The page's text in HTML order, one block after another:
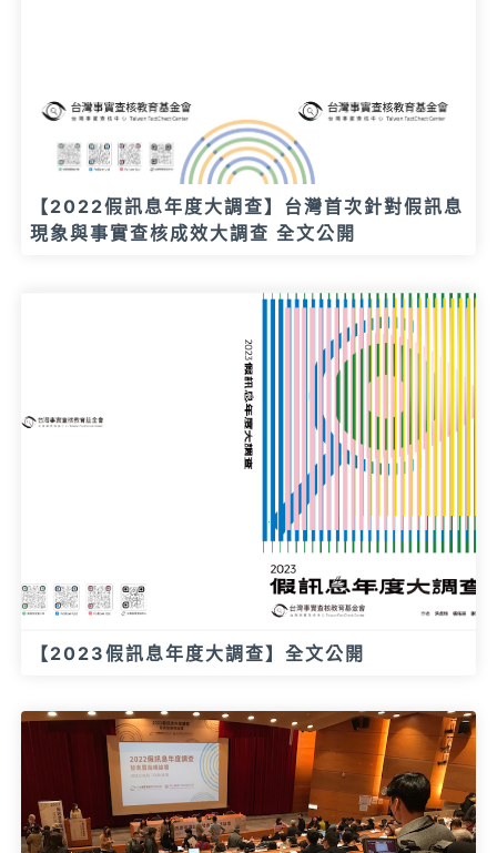
【2022假訊息年度大調查】台灣首次針對假訊息
現象與事實查核成效大調查 全文公開
【2023假訊息年度大調查】全文公開